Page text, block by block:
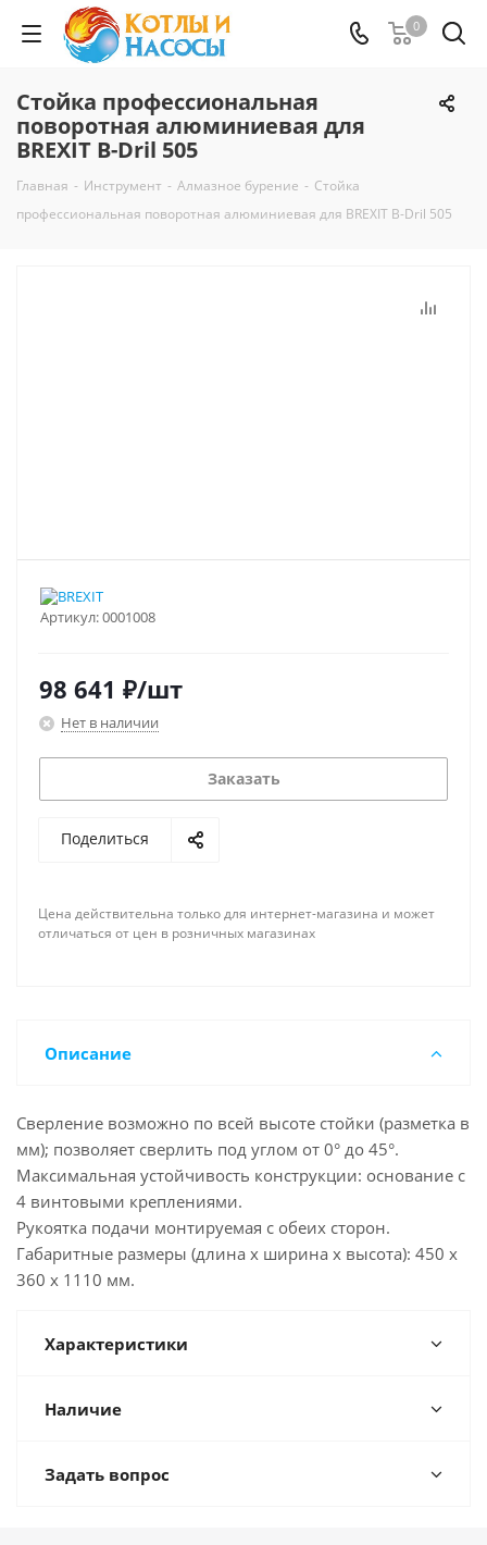
0
Стойка профессиональная
поворотная алюминиевая для
BREXIT B-Dril 505
Главная - Инструмент - Алмазное бурение - Стойка
профессиональная поворотная алюминиевая для BREXIT B-Dril 505
Артикул:0001008
98 641 ₽/шт
Нет в наличии
Заказать
Поделиться
Цена действительна только для интернет-магазина и может
отличаться от цен в розничных магазинах
Описание
Сверление возможно по всей высоте стойки (разметка в
мм); позволяет сверлить под углом от 0° до 45°.
Максимальная устойчивость конструкции: основание с
4 винтовыми креплениями.
Рукоятка подачи монтируемая с обеих сторон.
Габаритные размеры (длина x ширина x высота): 450 x
360 x 1110 мм.
Характеристики
Наличие
Задать вопрос